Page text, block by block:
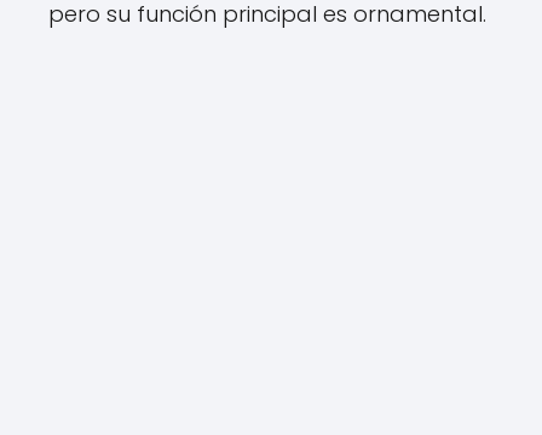
pero su función principal es ornamental.